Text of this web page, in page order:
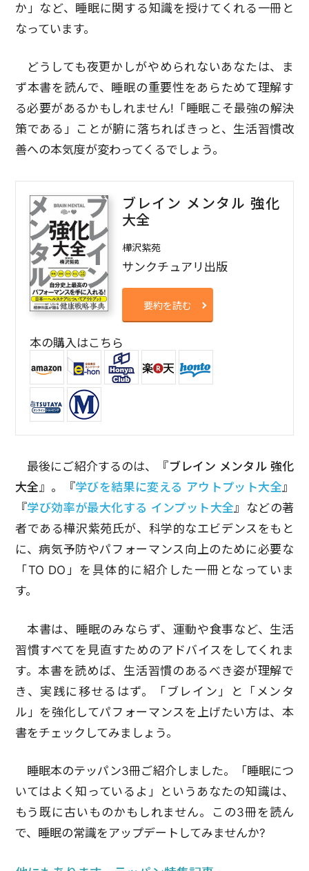
か」など、睡眠に関する知識を授けてくれる一冊と
なっています。
どうしても夜更かしがやめられないあなたは、ま
ず本書を読んで、睡眠の重要性をあらためて理解す
る必要があるかもしれません!「睡眠こそ最強の解決
策である」ことが腑に落ちればきっと、生活習慣改
善への本気度が変わってくるでしょう。
ブレイン メンタル 強化
大全
樺沢紫苑
サンクチュアリ出版
要約を読む
本の購入はこちら
最後にご紹介するのは、『ブレイン メンタル 強化
大全』。『学びを結果に変える アウトプット大全』
『学び効率が最大化する インプット大全』などの著
者である樺沢紫苑氏が、科学的なエビデンスをもと
に、病気予防やパフォーマンス向上のために必要な
「TO DO」を具体的に紹介した一冊となっていま
す。
本書は、睡眠のみならず、運動や食事など、生活
習慣すべてを見直すためのアドバイスをしてくれま
す。本書を読めば、生活習慣のあるべき姿が理解で
き、実践に移せるはず。「ブレイン」と「メンタ
ル」を強化してパフォーマンスを上げたい方は、本
書をチェックしてみましょう。
睡眠本のテッパン3冊ご紹介しました。「睡眠につ
いてはよく知っているよ」というあなたの知識は、
もう既に古いものかもしれません。この3冊を読ん
で、睡眠の常識をアップデートしてみませんか?